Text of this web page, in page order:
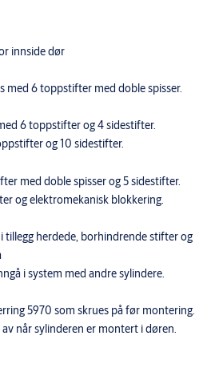
innside dør
med 6 toppstifter med doble spisser.
6 toppstifter og 4 sidestifter.
og 10 sidestifter.
med doble spisser og 5 sidestifter.
og elektromekanisk blokkering.
tillegg herdede, borhindrende stifter og
i system med andre sylindere.
5970 som skrues på før montering.
når sylinderen er montert i døren.